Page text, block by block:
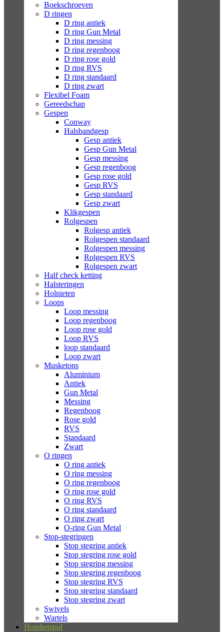
Boekschroeven
D ringen
D ring antiek
D ring Gun Metal
D ring messing
D ring regenboog
D ring rose gold
D ring RVS
D ring standaard
D ring zwart
Flexibel Foam
Gereedschap
Gespen
Conway
Halsbandgesp
Gesp antiek
Gesp Gun Metal
Gesp messing
Gesp regenboog
Gesp rose gold
Gesp RVS
Gesp standaard
Gesp zwart
Klikgespen
Rolgespen
Rolgesp antiek
Rolgespen standaard
Rolgespen messing
Rolgespen RVS
Rolgespen zwart
Half check ketting
Halsteringen
Holnieten
Loops
Loop messing
Loop regenboog
Loop rose gold
Loop RVS
loop standaard
Loop zwart
Musketons
Aluminium
Antiek
Gun Metal
Messing
Regenboog
Rose gold
RVS
Standaard
Zwart
O ringen
O ring antiek
O ring messing
O ring regenboog
O ring rose gold
O ring RVS
O ring standaard
O ring zwart
O-ring Gun Metal
Stop-stegringen
Stop stegring antiek
Stop stegring rose gold
Stop stegring messing
Stop stegring regenboog
Stop stegring RVS
Stop stegring standaard
Stop stegring zwart
Swivels
Wartels
Hondenspul